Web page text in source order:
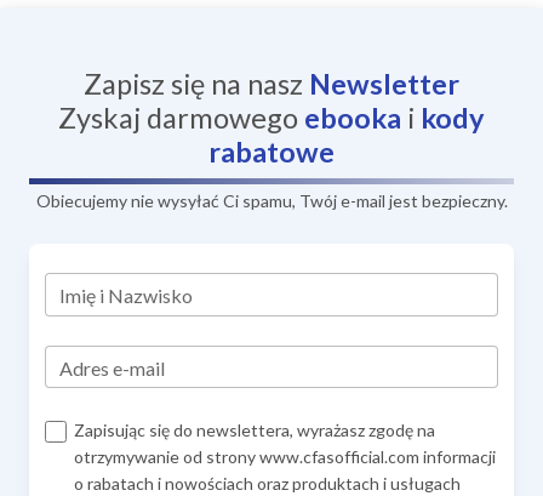
Zapisz się na nasz Newsletter
Zyskaj darmowego ebooka i kody
rabatowe
Obiecujemy nie wysyłać Ci spamu, Twój e-mail jest bezpieczny.
Imię i Nazwisko
Adres e-mail
Zapisując się do newslettera, wyrażasz zgodę na
otrzymywanie od strony www.cfasofficial.com informacji
o rabatach i nowościach oraz produktach i usługach